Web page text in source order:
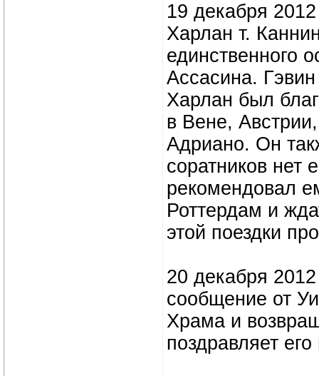
19 декабря
Харлан т.
единственного
Ассасина. Гэвин
Харлан был
в Вене,
Адриано. Он
соратников нет
рекомендовал
Роттердам и
этой поездки
20 декабря
сообщение от
Храма и
поздравляет